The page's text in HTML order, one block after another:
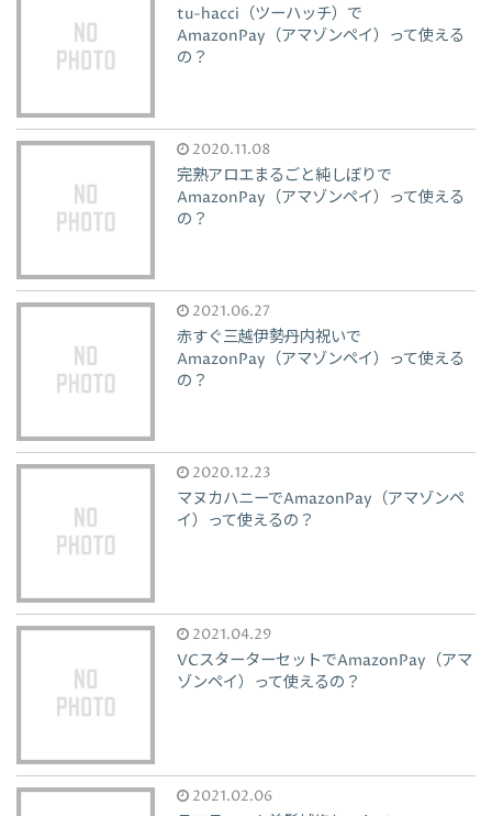
tu-hacci（ツーハッチ）で
AmazonPay（アマゾンペイ）って使える
の？
2020.11.08
完熟アロエまるごと純しぼりで
AmazonPay（アマゾンペイ）って使える
の？
2021.06.27
赤すぐ三越伊勢丹内祝いで
AmazonPay（アマゾンペイ）って使える
の？
2020.12.23
マヌカハニーでAmazonPay（アマゾンペ
イ）って使えるの？
2021.04.29
VCスターターセットでAmazonPay（アマ
ゾンペイ）って使えるの？
2021.02.06